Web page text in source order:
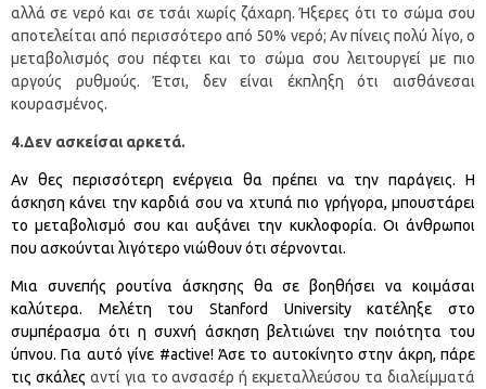
αλλά σε νερό και σε τσάι χωρίς ζάχαρη. Ήξερες ότι το σώμα σου
αποτελείται από περισσότερο από 50% νερό; Αν πίνεις πολύ λίγο, ο
μεταβολισμός σου πέφτει και το σώμα σου λειτουργεί με πιο
αργούς ρυθμούς. Έτσι, δεν είναι έκπληξη ότι αισθάνεσαι
κουρασμένος.
4.Δεν ασκείσαι αρκετά.
Αν θες περισσότερη ενέργεια θα πρέπει να την παράγεις. Η
άσκηση κάνει την καρδιά σου να χτυπά πιο γρήγορα, μπουστάρει
το μεταβολισμό σου και αυξάνει την κυκλοφορία. Οι άνθρωποι
που ασκούνται λιγότερο νιώθουν ότι σέρνονται.
Μια συνεπής ρουτίνα άσκησης θα σε βοηθήσει να κοιμάσαι
καλύτερα. Μελέτη του Stanford University κατέληξε στο
συμπέρασμα ότι η συχνή άσκηση βελτιώνει την ποιότητα του
ύπνου. Για αυτό γίνε #active! Άσε το αυτοκίνητο στην άκρη, πάρε
τις σκάλες αντί για το ανσασέρ ή εκμεταλλεύσου τα διαλείμματά